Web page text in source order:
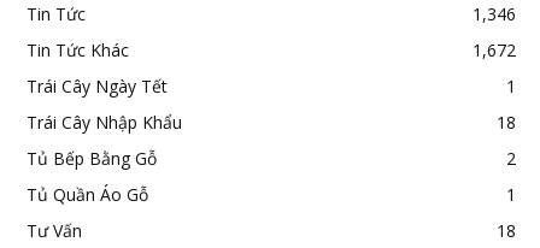
Tin Tức
1,346
Tin Tức Khác
1,672
Trái Cây Ngày Tết
1
Trái Cây Nhập Khẩu
18
Tủ Bếp Bằng Gỗ
2
Tủ Quần Áo Gỗ
1
Tư Vấn
18